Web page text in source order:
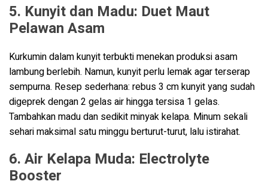
5. Kunyit dan Madu: Duet Maut
Pelawan Asam
Kurkumin dalam kunyit terbukti menekan produksi asam
lambung berlebih. Namun, kunyit perlu lemak agar terserap
sempurna. Resep sederhana: rebus 3 cm kunyit yang sudah
digeprek dengan 2 gelas air hingga tersisa 1 gelas.
Tambahkan madu dan sedikit minyak kelapa. Minum sekali
sehari maksimal satu minggu berturut-turut, lalu istirahat.
6. Air Kelapa Muda: Electrolyte
Booster